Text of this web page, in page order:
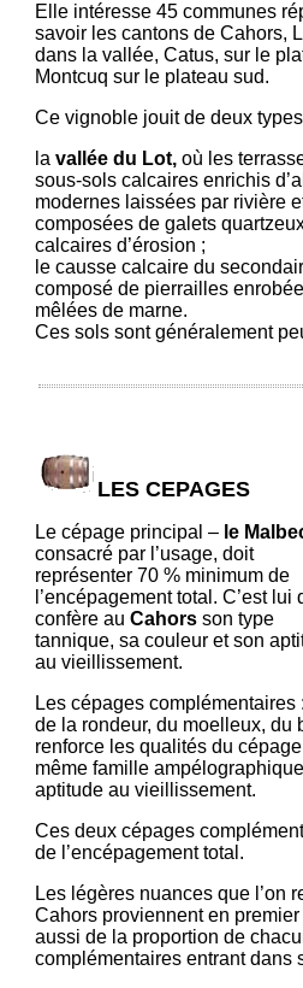
Elle intéresse 45 communes
savoir les cantons de Cahors,
dans la vallée, Catus, sur le
Montcuq sur le plateau sud.
Ce vignoble jouit de deux
la vallée du Lot, où les
sous-sols calcaires enrichis
modernes laissées par rivière
composées de galets
calcaires d’érosion ;
le causse calcaire du
composé de pierrailles
mêlées de marne.
Ces sols sont généralement
LES CEPAGES
Le cépage principal – le
consacré par l’usage, doit
représenter 70 % minimum de
l’encépagement total. C’est lui
confère au Cahors son type
tannique, sa couleur et son
au vieillissement.
Les cépages complémentaires
de la rondeur, du moelleux, du
renforce les qualités du
même famille
aptitude au vieillissement.
Ces deux cépages
de l’encépagement total.
Les légères nuances que l’on
Cahors proviennent en
aussi de la proportion de
complémentaires entrant dans